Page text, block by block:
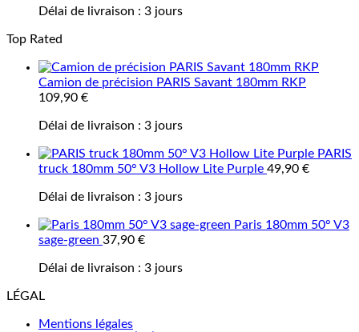
Délai de livraison : 3 jours
Top Rated
Camion de précision PARIS Savant 180mm RKP
109,90 €
Délai de livraison : 3 jours
PARIS
truck 180mm 50° V3 Hollow Lite Purple 49,90 €
Délai de livraison : 3 jours
Paris 180mm 50° V3
sage-green 37,90 €
Délai de livraison : 3 jours
LÉGAL
Mentions légales